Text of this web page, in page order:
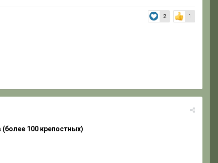
2 1
100 крепостных)